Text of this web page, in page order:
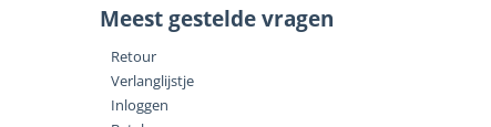
Meest gestelde vragen
Retour
Verlanglijstje
Inloggen